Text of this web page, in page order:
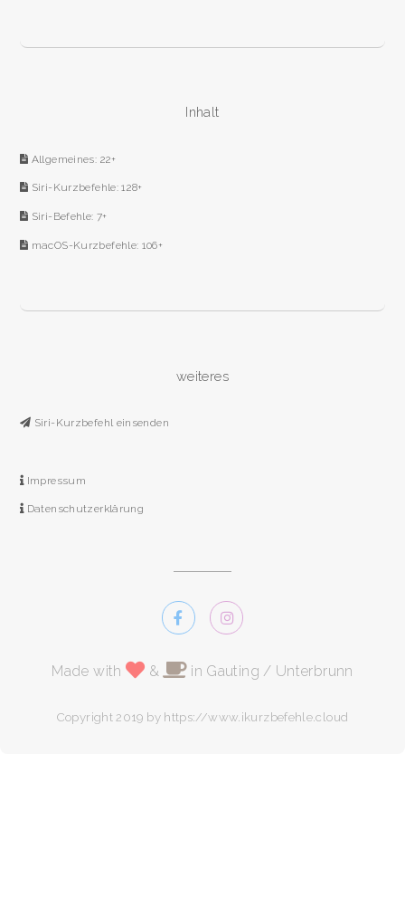
Inhalt
Allgemeines: 22+
Siri-Kurzbefehle: 128+
Siri-Befehle: 7+
macOS-Kurzbefehle: 106+
weiteres
Siri-Kurzbefehl einsenden
Impressum
Datenschutzerklärung
Made with & in Gauting / Unterbrunn
Copyright 2019 by https://www.ikurzbefehle.cloud